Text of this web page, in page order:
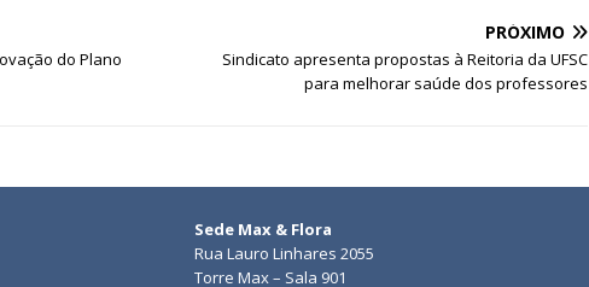
do Plano
PRÓXIMO
Sindicato apresenta propostas à Reitoria da UFSC
para melhorar saúde dos professores
Sede Max & Flora
Rua Lauro Linhares 2055
Torre Max – Sala 901